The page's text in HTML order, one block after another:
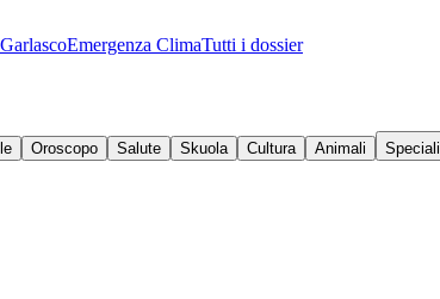
GarlascoEmergenza ClimaTutti i dossier
Oroscopo Salute Skuola Cultura Animali
Speciali